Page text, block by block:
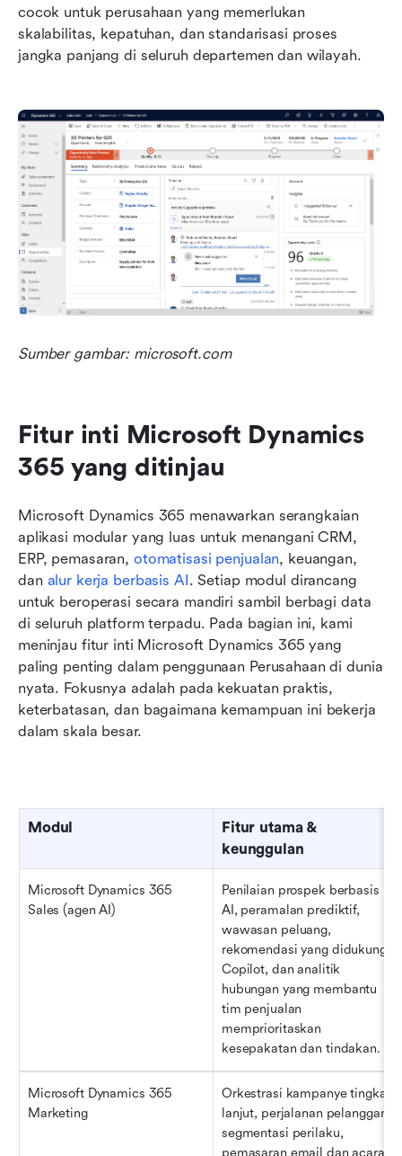
cocok untuk perusahaan yang memerlukan
skalabilitas, kepatuhan, dan standarisasi proses
jangka panjang di seluruh departemen dan wilayah.
Sumber gambar: microsoft.com
Fitur inti Microsoft Dynamics
365 yang ditinjau
Microsoft Dynamics 365 menawarkan serangkaian
aplikasi modular yang luas untuk menangani CRM,
ERP, pemasaran, otomatisasi penjualan, keuangan,
dan alur kerja berbasis AI . Setiap modul dirancang
untuk beroperasi secara mandiri sambil berbagi data
di seluruh platform terpadu. Pada bagian ini, kami
meninjau fitur inti Microsoft Dynamics 365 yang
paling penting dalam penggunaan Perusahaan di dunia
nyata. Fokusnya adalah pada kekuatan praktis,
keterbatasan, dan bagaimana kemampuan ini bekerja
dalam skala besar.
Modul
Fitur utama &
keunggulan
Microsoft Dynamics 365
Sales (agen AI)
Penilaian prospek berbasis
AI, peramalan prediktif,
wawasan peluang,
rekomendasi yang didukung
Copilot, dan analitik
hubungan yang membantu
tim penjualan
memprioritaskan
kesepakatan dan tindakan.
Microsoft Dynamics 365
Marketing
Orkestrasi kampanye tingkat
lanjut, perjalanan pelanggan,
segmentasi perilaku,